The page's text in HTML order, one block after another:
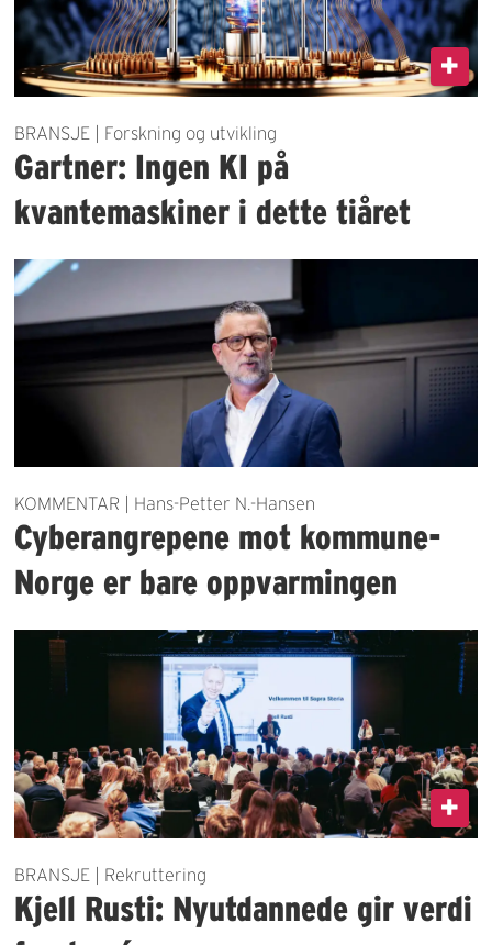
BRANSJE | Forskning og utvikling
Gartner: Ingen KI på
kvantemaskiner i dette tiåret
KOMMENTAR | Hans-Petter N.-Hansen
Cyberangrepene mot kommune-
Norge er bare oppvarmingen
BRANSJE | Rekruttering
Kjell Rusti: Nyutdannede gir verdi